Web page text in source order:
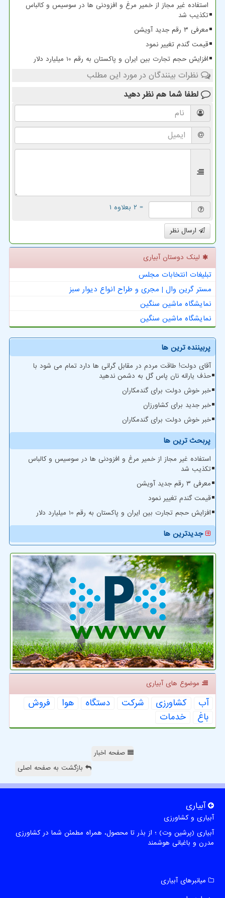
استفاده غیر مجاز از خمیر مرغ و افزودنی ها در سوسیس و کالباس
تکذیب شد
معرفی ۳ رقم جدید آویشن
قیمت گندم تغییر نمود
افزایش حجم تجارت بین ایران و پاکستان به رقم 10 میلیارد دلار
نظرات بینندگان در مورد این مطلب
لطفا شما هم نظر دهید
= ۲ بعلاوه ۱
ارسال نظر
لینک دوستان آبیاری
تبلیغات انتخابات مجلس
مستر گرین وال | مجری و طراح انواع دیوار سبز
نمایشگاه ماشین سنگین
نمایشگاه ماشین سنگین
پربیننده ترین ها
آقای دولت! طاقت مردم در مقابل گرانی ها دارد تمام می شود با
حذف یارانه نان پاس گل به دشمن ندهید
خبر خوش دولت برای گندمکاران
خبر جدید برای کشاورزان
خبر خوش دولت برای گندمکاران
پربحث ترین ها
استفاده غیر مجاز از خمیر مرغ و افزودنی ها در سوسیس و کالباس
تکذیب شد
معرفی ۳ رقم جدید آویشن
قیمت گندم تغییر نمود
افزایش حجم تجارت بین ایران و پاکستان به رقم 10 میلیارد دلار
جدیدترین ها
موضوع های آبیاری
آب كشاورزی شركت دستگاه هوا
فروش
باغ
خدمات
صفحه اخبار
بازگشت به صفحه اصلی
آبیاری
آبیاری و کشاورزی
آبیاری (پرشین وت) ؛ از بذر تا محصول، همراه مطمئن شما در کشاورزی
مدرن و باغبانی هوشمند
میانبرهای آبیاری